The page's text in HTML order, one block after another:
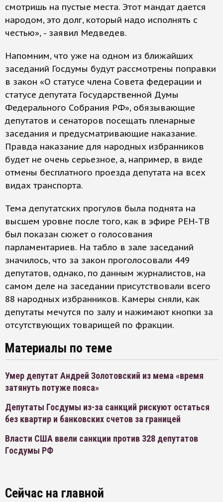
смотришь на пустые места. Этот мандат дается
народом, это долг, который надо исполнять с
честью», - заявил Медведев.
Напомним, что уже на одном из ближайших
заседаний Госдумы будут рассмотрены поправки
в закон «О статусе члена Совета федерации и
статусе депутата Государственной Думы
Федерального Собрания РФ», обязывающие
депутатов и сенаторов посещать пленарные
заседания и предусматривающие наказание.
Правда наказание для народных избранников
будет не очень серьезное, а, например, в виде
отмены бесплатного проезда депутата на всех
видах транспорта.
Тема депутатских прогулов была поднята на
высшем уровне после того, как в эфире РЕН-ТВ
был показан сюжет о голосования
парламентариев. На табло в зале заседаний
значилось, что за закон проголосовали 449
депутатов, однако, по данным журналистов, на
самом деле на заседании присутствовали всего
88 народных избранников. Камеры сняли, как
депутаты мечутся по залу и нажимают кнопки за
отсутствующих товарищей по фракции.
Материалы по теме
Умер депутат Андрей Золотовский из мема «время
затянуть потуже пояса»
Депутаты Госдумы из-за санкций рискуют остаться
без квартир и банковских счетов за границей
Власти США ввели санкции против 328 депутатов
Госдумы РФ
Сейчас на главной